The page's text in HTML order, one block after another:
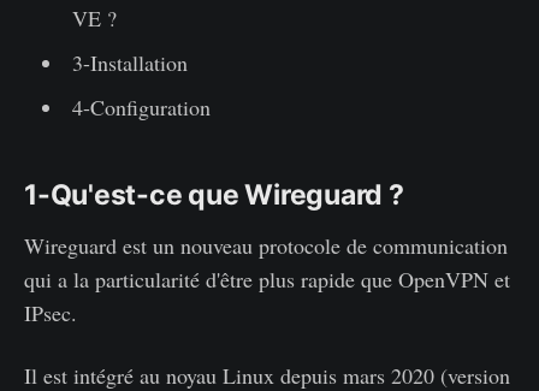
VE ?
3-Installation
4-Configuration
1-Qu'est-ce que Wireguard ?
Wireguard est un nouveau protocole de communication
qui a la particularité d'être plus rapide que OpenVPN et
IPsec.
Il est intégré au noyau Linux depuis mars 2020 (version